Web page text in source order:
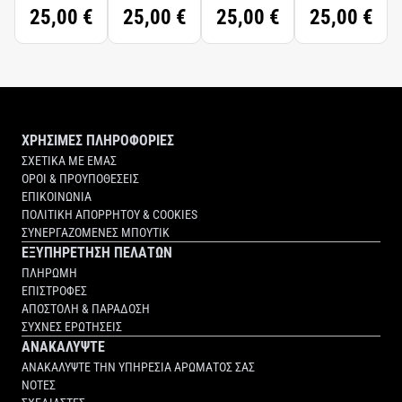
25,00 €
25,00 €
25,00 €
25,00 €
ΧΡΗΣΙΜΕΣ ΠΛΗΡΟΦΟΡΙΕΣ
ΣΧΕΤΙΚΑ ΜΕ ΕΜΑΣ
ΟΡΟΙ & ΠΡΟΥΠΟΘΕΣΕΙΣ
ΕΠΙΚΟΙΝΩΝΙΑ
ΠΟΛΙΤΙΚΗ ΑΠΟΡΡΗΤΟΥ & COOKIES
ΣΥΝΕΡΓΑΖΟΜΕΝΕΣ ΜΠΟΥΤΙΚ
ΕΞΥΠΗΡΕΤΗΣΗ ΠΕΛΑΤΩΝ
ΠΛΗΡΩΜΗ
ΕΠΙΣΤΡΟΦΕΣ
ΑΠΟΣΤΟΛΗ & ΠΑΡΑΔΟΣΗ
ΣΥΧΝΕΣ ΕΡΩΤΗΣΕΙΣ
ΑΝΑΚΑΛΥΨΤΕ
ΑΝΑΚΑΛΥΨΤΕ ΤΗΝ ΥΠΗΡΕΣΙΑ ΑΡΩΜΑΤΟΣ ΣΑΣ
ΝΟΤΕΣ